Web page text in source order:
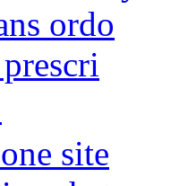
ordo
site